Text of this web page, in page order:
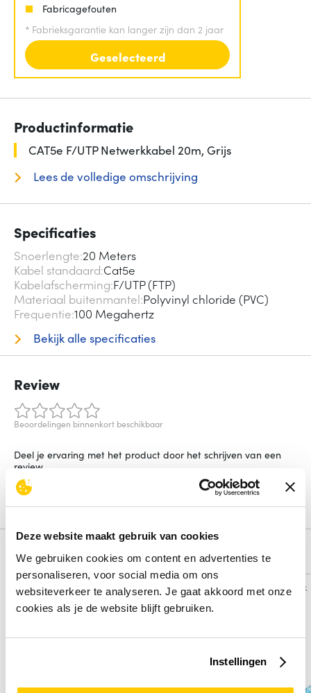
Deze website maakt gebruik van cookies
We gebruiken cookies om content en advertenties te
personaliseren, voor social media om ons
websiteverkeer te analyseren. Je gaat akkoord met onze
cookies als je de website blijft gebruiken.
Instellingen
Fabricagefouten
* Fabrieksgarantie kan langer zijn dan 2 jaar
Geselecteerd
Productinformatie
CAT5e F/UTP Netwerkkabel 20m, Grijs
Lees de volledige omschrijving
Specificaties
Snoerlengte 20 Meters
Kabel standaard Cat5e
Kabelafscherming F/UTP (FTP)
Materiaal buitenmantel Polyvinyl chloride (PVC)
Frequentie 100 Megahertz
Bekijk alle specificaties
Review
Beoordelingen binnenkort beschikbaar
Deel je ervaring met het product door het schrijven van een
review.
Schrijf een review
Alternatieven
Vergelijk Vergelijk